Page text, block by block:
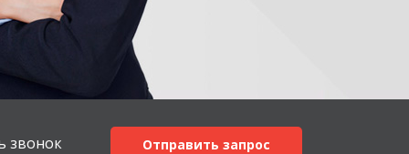
звонок Отправить запрос